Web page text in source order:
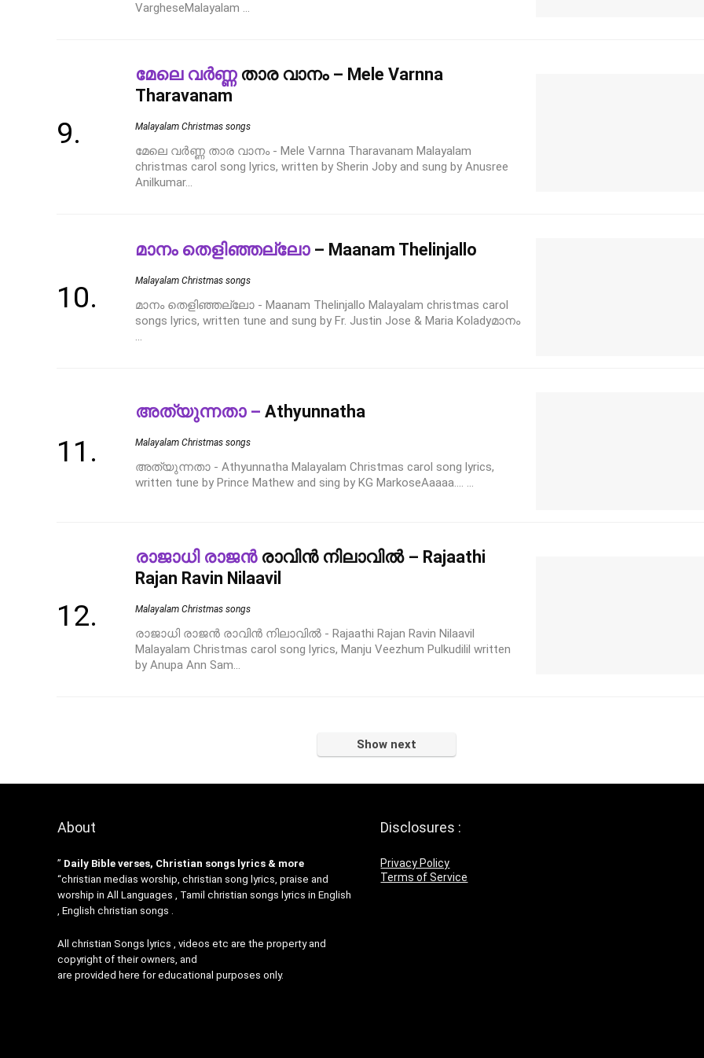
VargheseMalayalam ...
മേലെ വർണ്ണതാര വാനം – Mele Varnna
Tharavanam
Malayalam Christmas songs
മേലെ വർണ്ണ താര വാനം - Mele Varnna Tharavanam Malayalam
christmas carol song lyrics, written by Sherin Joby and sung by Anusree
Anilkumar...
മാനം തെളിഞ്ഞല്ലോ– Maanam Thelinjallo
Malayalam Christmas songs
മാനം തെളിഞ്ഞല്ലോ - Maanam Thelinjallo Malayalam christmas carol
songs lyrics, written tune and sung by Fr. Justin Jose & Maria Koladyമാനം
അത്യുന്നതാ – Athyunnatha
Malayalam Christmas songs
അത്യുന്നതാ - Athyunnatha Malayalam Christmas carol song lyrics,
written tune by Prince Mathew and sing by KG MarkoseAaaaa…. ...
രാജാധി രാജൻരാവിൻ നിലാവിൽ – Rajaathi
Rajan Ravin Nilaavil
Malayalam Christmas songs
രാജാധി രാജൻ രാവിൻ നിലാവിൽ - Rajaathi Rajan Ravin Nilaavil
Malayalam Christmas carol song lyrics, Manju Veezhum Pulkudilil written
by Anupa Ann Sam...
Show next
About
” Daily Bible verses, Christian songs lyrics & more
“christian medias worship, christian song lyrics, praise and
worship in All Languages , Tamil christian songs lyrics in English
, English christian songs .
All christian Songs lyrics , videos etc are the property and
copyright of their owners, and
are provided here for educational purposes only.
Disclosures :
Privacy Policy
Terms of Service